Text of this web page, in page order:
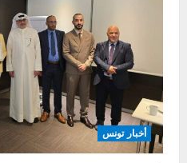
أخبار تونس